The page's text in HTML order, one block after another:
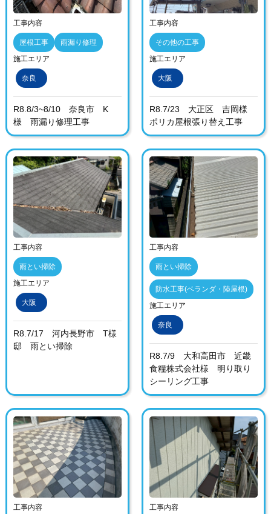
工事内容
屋根工事
雨漏り修理
施工エリア
奈良
R8.8/3~8/10 奈良市 K
様 雨漏り修理工事
工事内容
その他の工事
施工エリア
大阪
R8.7/23 大正区 吉岡様
ポリカ屋根張り替え工事
工事内容
雨とい掃除
施工エリア
大阪
R8.7/17 河内長野市 T様
邸 雨とい掃除
工事内容
雨とい掃除
防水工事(ベランダ・陸屋根)
施工エリア
奈良
R8.7/9 大和高田市 近畿
食糧株式会社様 明り取り
シーリング工事
工事内容 工事内容